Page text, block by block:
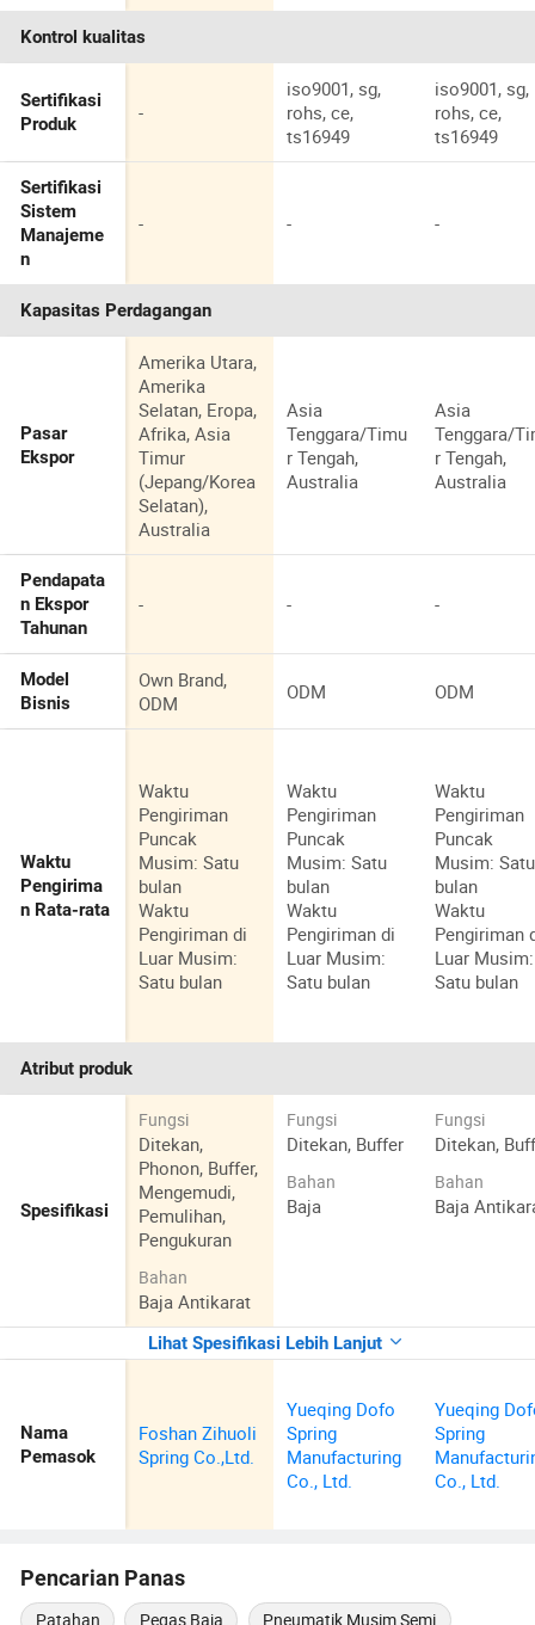
Kontrol kualitas
Sertifikasi
Produk
-
iso9001, sg,
rohs, ce,
ts16949
iso9001, sg,
rohs, ce,
ts16949
Sertifikasi
Sistem
Manajeme
n
- - -
Kapasitas Perdagangan
Pasar
Ekspor
Amerika Utara,
Amerika
Selatan, Eropa,
Afrika, Asia
Timur
(Jepang/Korea
Selatan),
Australia
Asia
Tenggara/Timu
r Tengah,
Australia
Asia
Tenggara/
r Tengah,
Australia
Pendapata
n Ekspor
Tahunan
- - -
Model
Bisnis
Own Brand,
ODM
ODM ODM
Waktu
Pengirima
n Rata-rata
Waktu
Pengiriman
Puncak
Musim: Satu
bulan
Waktu
Pengiriman di
Luar Musim:
Satu bulan
Waktu
Pengiriman
Puncak
Musim: Satu
bulan
Waktu
Pengiriman di
Luar Musim:
Satu bulan
Waktu
Pengiriman
Puncak
Musim: Satu
bulan
Waktu
Pengiriman
Luar Musim:
Satu bulan
Atribut produk
Spesifikasi
Fungsi
Ditekan,
Phonon, Buffer,
Mengemudi,
Pemulihan,
Pengukuran
Bahan
Baja Antikarat
Fungsi
Ditekan, Buffer
Bahan
Baja
Fungsi
Ditekan,
Bahan
Baja
Lihat Spesifikasi Lebih Lanjut
Nama
Pemasok
Foshan Zihuoli
Spring Co.,Ltd.
Yueqing Dofo
Spring
Manufacturing
Co., Ltd.
Yueqing
Spring
Co., Ltd.
Pencarian Panas
Patahan Pegas Baja Pneumatik Musim Semi